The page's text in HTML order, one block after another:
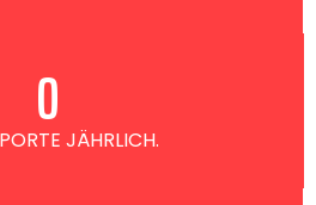
JÄHRLICH.
0